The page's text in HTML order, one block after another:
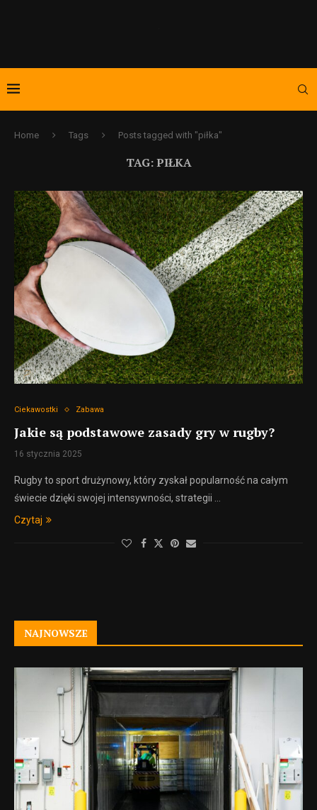
Home Tags Posts tagged with "piłka"
TAG:PIŁKA
Ciekawostki Zabawa
Jakie są podstawowe zasady gry w rugby?
16 stycznia 2025
Rugby to sport drużynowy, który zyskał popularność na całym
świecie dzięki swojej intensywności, strategii …
Czytaj
NAJNOWSZE